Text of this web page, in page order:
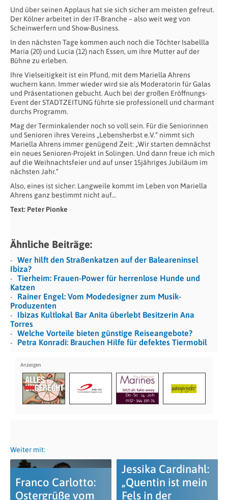
Und über seinen Applaus hat sie sich sicher am meisten gefreut.
Der Kölner arbeitet in der IT-Branche – also weit weg von
Scheinwerfern und Show-Business.
In den nächsten Tage kommen auch noch die Töchter Isabellla
Maria (20) und Lucia (12) nach Essen, um ihre Mutter auf der
Bühne zu erleben.
Ihre Vielseitigkeit ist ein Pfund, mit dem Mariella Ahrens
wuchern kann. Immer wieder wird sie als Moderatorin für Galas
und Präsentationen gebucht. Auch bei der großen Eröffnungs-
Event der STADTZEITUNG führte sie professionell und charmant
durchs Programm.
Mag der Terminkalender noch so voll sein. Für die Seniorinnen
und Senioren ihres Vereins „Lebensherbst e.V.“ nimmt sich
Mariella Ahrens immer genügend Zeit: „Wir starten demnächst
ein neues Senioren-Projekt in Solingen. Und dann freue ich mich
auf die Weihnachtsfeier und auf unser 15jähriges Jubiläum im
nächsten Jahr.“
Also, eines ist sicher: Langweile kommt im Leben von Mariella
Ahrens ganz bestimmt nicht auf…
Text: Peter Pionke
Ähnliche Beiträge:
Wer hilft den Straßenkatzen auf der Baleareninsel
Ibiza?
Tierheim: Frauen-Power für herrenlose Hunde und
Katzen
Rainer Engel: Vom Modedesigner zum Musik-
Produzenten
Ibizas Kultlokal Bar Anita überlebt Besitzerin Ana
Torres
Welche Vorteile bieten günstige Reiseangebote?
Petra Konradi: Brauchen Hilfe für defektes Tiermobil
Weiter mit:
Franco Carlotto:
Ostergrüße vom
Jessika Cardinahl:
„Quentin ist mein
Fels in der